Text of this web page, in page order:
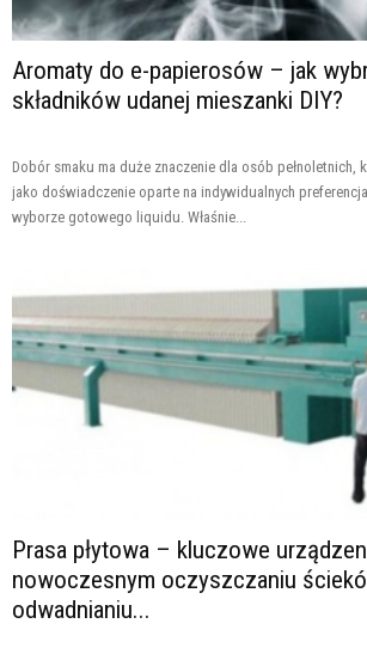
Aromaty do e-papierosów – jak
składników udanej mieszanki DIY?
Dobór smaku ma duże znaczenie dla osób
jako doświadczenie oparte na indywidualnych
wyborze gotowego liquidu. Właśnie...
Prasa płytowa – kluczowe
nowoczesnym oczyszczaniu
odwadnianiu...